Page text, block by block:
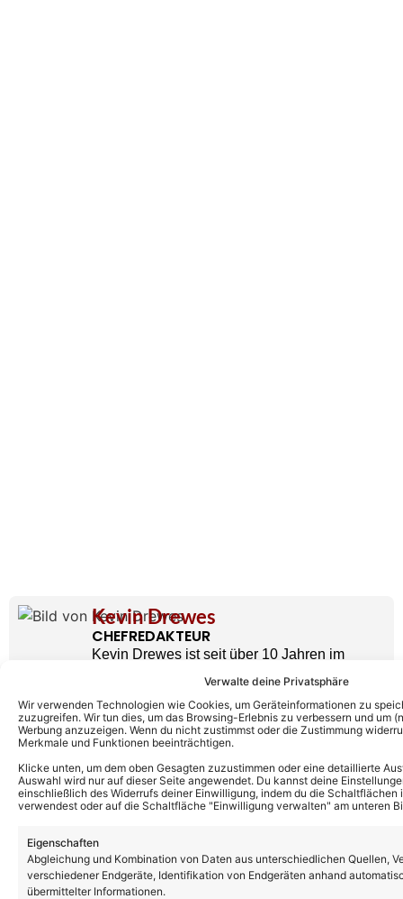
Verwalte deine Privatsphäre
Wir verwenden Technologien wie Cookies, um Geräteinformationen zu
zuzugreifen. Wir tun dies, um das Browsing-Erlebnis zu verbessern und um
Werbung anzuzeigen. Wenn du nicht zustimmst oder die Zustimmung
Merkmale und Funktionen beeinträchtigen.
Klicke unten, um dem oben Gesagten zuzustimmen oder eine detaillierte
Auswahl wird nur auf dieser Seite angewendet. Du kannst deine
einschließlich des Widerrufs deiner Einwilligung, indem du die
verwendest oder auf die Schaltfläche "Einwilligung verwalten" am unteren
Eigenschaften
Abgleichung und Kombination von Daten aus unterschiedlichen Quellen,
verschiedener Endgeräte, Identifikation von Endgeräten anhand
übermittelter Informationen.
Kevin Drewes
CHEFREDAKTEUR
Kevin Drewes ist seit über 10 Jahren im
Schlager unterwegs und bringt als
Chefredakteur seine ganze Erfahrung und
Leidenschaft mit hinein. Kein anderer kann
solch eine Expertise wie er vorweisen.
» AUTORENPROFIL & ALLE ARTIKEL VON
KEVIN DREWES